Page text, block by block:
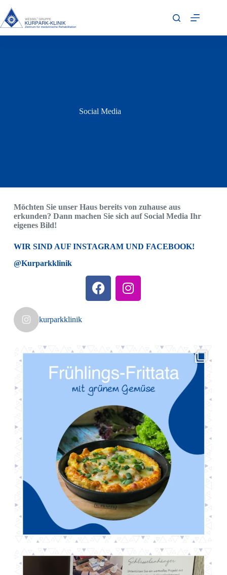
Social Media
Möchten Sie unser Haus bereits von zuhause aus
erkunden? Dann machen Sie sich auf Social Media Ihr
eigenes Bild!
WIR SIND AUF INSTAGRAM UND FACEBOOK!
@Kurparkklinik
kurparkklinik